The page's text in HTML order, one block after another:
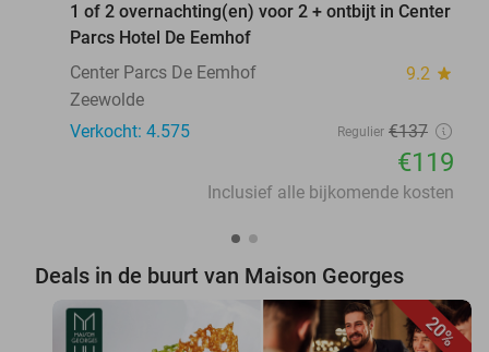
1 of 2 overnachting(en) voor 2 + ontbijt in Center
Parcs Hotel De Eemhof
Center Parcs De Eemhof
9.2 star
Zeewolde
Verkocht: 4.575
Regulier €137
€119
Inclusief alle bijkomende kosten
Deals in de buurt van Maison Georges
20%